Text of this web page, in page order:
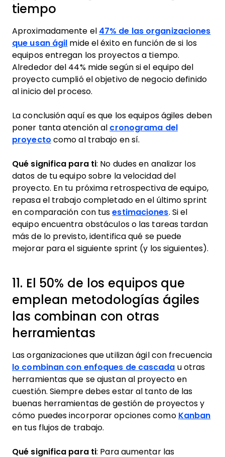
tiempo
Aproximadamente el 47% de las organizaciones
que usan ágil mide el éxito en función de si los
equipos entregan los proyectos a tiempo.
Alrededor del 44% mide según si el equipo del
proyecto cumplió el objetivo de negocio definido
al inicio del proceso.
La conclusión aquí es que los equipos ágiles deben
poner tanta atención al cronograma del
proyecto como al trabajo en sí.
Qué significa para ti: No dudes en analizar los
datos de tu equipo sobre la velocidad del
proyecto. En tu próxima retrospectiva de equipo,
repasa el trabajo completado en el último sprint
en comparación con tusestimaciones. Si el
equipo encuentra obstáculos o las tareas tardan
más de lo previsto, identifica qué se puede
mejorar para el siguiente sprint (y los siguientes).
11. El 50% de los equipos que
emplean metodologías ágiles
las combinan con otras
herramientas
Las organizaciones que utilizan ágil con frecuencia
lo combinan con enfoques de cascada u otras
herramientas que se ajustan al proyecto en
cuestión. Siempre debes estar al tanto de las
buenas herramientas de gestión de proyectos y
cómo puedes incorporar opciones como Kanban
en tus flujos de trabajo.
Qué significa para ti: Para aumentar las